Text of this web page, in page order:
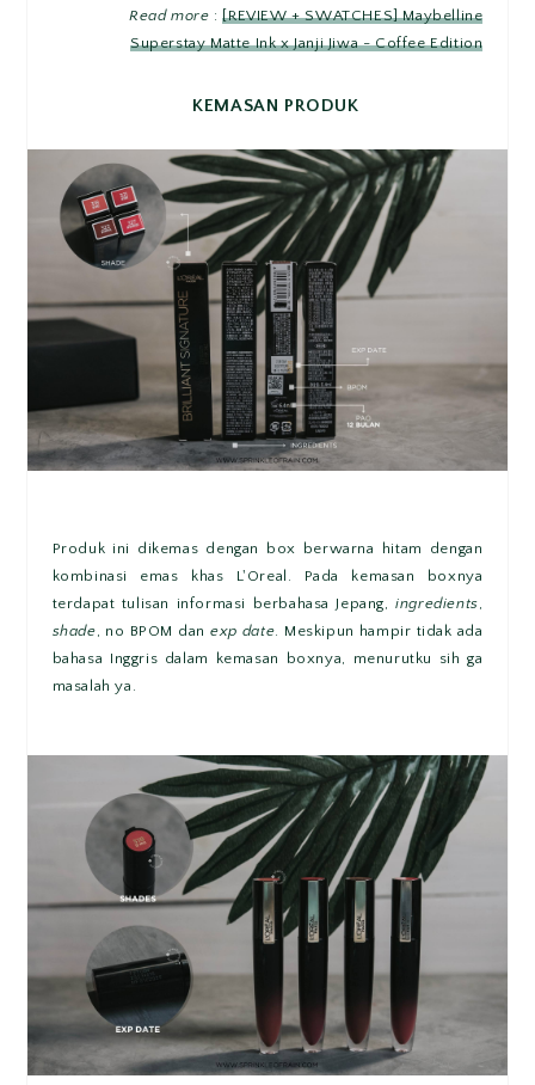
Read more :[REVIEW + SWATCHES] Maybelline
Superstay Matte Ink x Janji Jiwa - Coffee Edition
KEMASAN PRODUK
Produk ini dikemas dengan box berwarna hitam dengan
kombinasi emas khas L'Oreal. Pada kemasan boxnya
terdapat tulisan informasi berbahasa Jepang,ingredients,
shade, no BPOM dan exp date. Meskipun hampir tidak ada
bahasa Inggris dalam kemasan boxnya, menurutku sih ga
masalah ya.